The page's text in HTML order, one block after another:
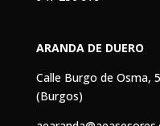
ARANDA DE DUERO
Calle Burgo de Osma,
(Burgos)